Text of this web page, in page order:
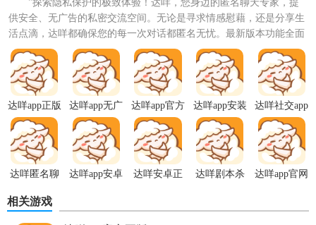
【达咩app官方版技巧】
1. 快速匹配：利用智能算法，根据用户的兴趣与需求，快速
为用户推荐合适的内容或朋友。
2. 高清视频通话：支持高清视频通话功能，让远距离的沟通
也能如同面对面一般亲切。
3. 个性化主页：用户可自定义个人主页，展示个人风采，吸
"探索隐私保护的极致体验！达咩，您身边的匿名聊天专家，提
供安全、无广告的私密交流空间。无论是寻求情感慰藉，还是分享生
活点滴，达咩都确保您的每一次对话都匿名无忧。最新版本功能全面
升级，手机下载即刻享受：...
达咩app正版
达咩app无广
告版
达咩app官方
正版
达咩app安装 达咩社交app
达咩匿名聊
达咩app安卓
达咩安卓正
达咩剧本杀
达咩app官网
相关游戏